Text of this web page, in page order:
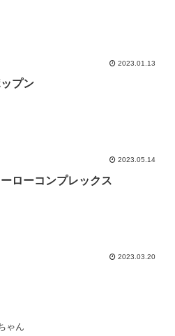
2023.01.13
プン
2023.05.14
ーローコンプレックス
2023.03.20
ゃん